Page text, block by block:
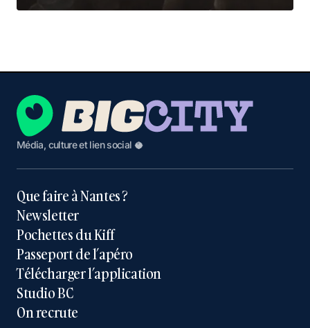
Média, culture et lien social 🥥
Que faire à Nantes ?
Newsletter
Pochettes du Kiff
Passeport de l’apéro
Télécharger l’application
Studio BC
On recrute